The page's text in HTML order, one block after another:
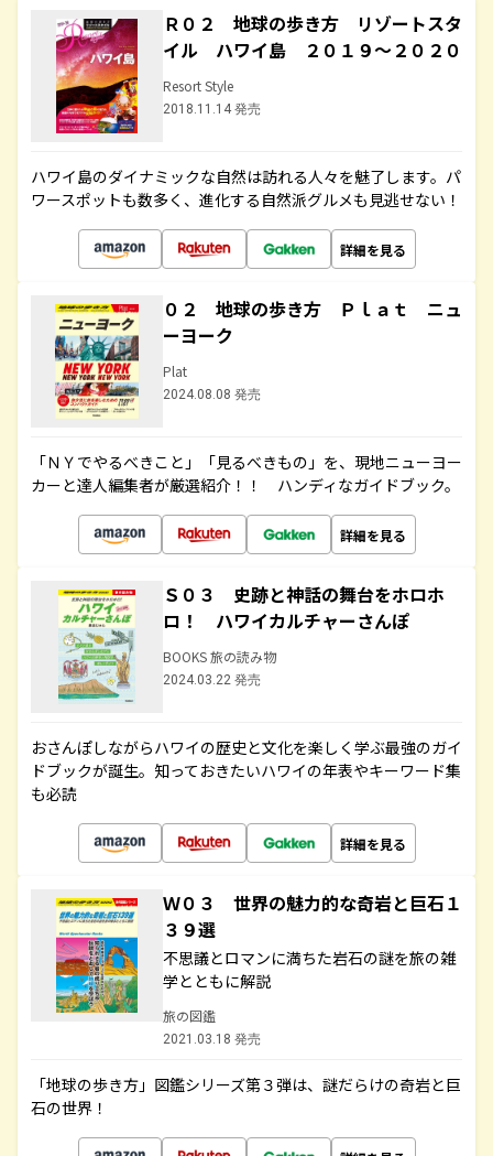
Ｒ０２ 地球の歩き方 リゾートスタ
イル ハワイ島 ２０１９～２０２０
Resort Style
2018.11.14 発売
ハワイ島のダイナミックな自然は訪れる人々を魅了します。パ
ワースポットも数多く、進化する自然派グルメも見逃せない！
詳細を見る
０２ 地球の歩き方 Ｐｌａｔ ニュ
ーヨーク
Plat
2024.08.08 発売
「ＮＹでやるべきこと」「見るべきもの」を、現地ニューヨー
カーと達人編集者が厳選紹介！！ ハンディなガイドブック。
詳細を見る
Ｓ０３ 史跡と神話の舞台をホロホ
ロ！ ハワイカルチャーさんぽ
BOOKS 旅の読み物
2024.03.22 発売
おさんぽしながらハワイの歴史と文化を楽しく学ぶ最強のガイ
ドブックが誕生。知っておきたいハワイの年表やキーワード集
も必読
詳細を見る
Ｗ０３ 世界の魅力的な奇岩と巨石１
３９選
不思議とロマンに満ちた岩石の謎を旅の雑
学とともに解説
旅の図鑑
2021.03.18 発売
「地球の歩き方」図鑑シリーズ第３弾は、謎だらけの奇岩と巨
石の世界！